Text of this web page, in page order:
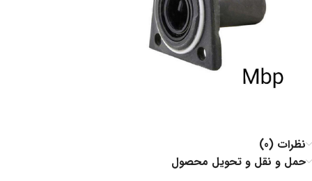
نظرات (0)
حمل و نقل و تحویل محصول